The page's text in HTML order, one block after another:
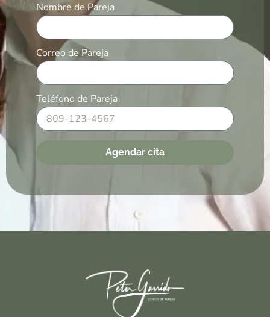
Nombre de Pareja
Correo de Pareja
Teléfono de Pareja
Agendar cita